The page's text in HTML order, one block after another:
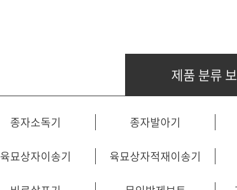
방제
붐스
제품 분류
종자소독기 종자발아기
육묘상자이송기 육묘상자적재이송기